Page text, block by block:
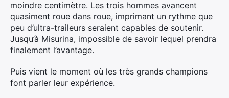
moindre centimètre. Les trois hommes avancent
quasiment roue dans roue, imprimant un rythme que
peu d’ultra-traileurs seraient capables de soutenir.
Jusqu’à Misurina, impossible de savoir lequel prendra
finalement l’avantage.
Puis vient le moment où les très grands champions
font parler leur expérience.